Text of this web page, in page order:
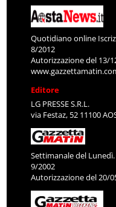
Quotidiano online
8/2012
Autorizzazione del 13/
Editore
LG PRESSE S.R.L.
via Festaz, 52 11100
Settimanale del
9/2002
Autorizzazione del 20/